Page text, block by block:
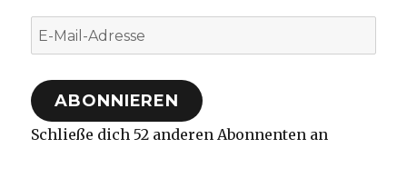
E-
Mail-
Adresse
ABONNIEREN
Schließe dich 52 anderen Abonnenten an